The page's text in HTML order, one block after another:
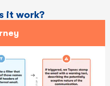
it work?